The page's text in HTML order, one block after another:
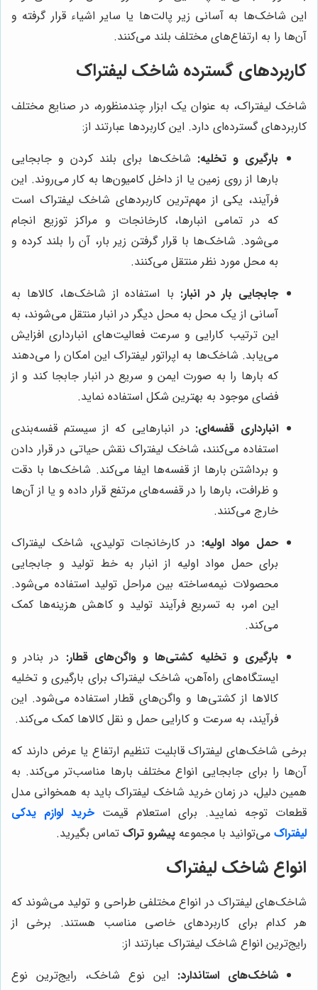
این شاخک‌ها به آسانی زیر پالت‌ها یا سایر اشیاء قرار گرفته و
آن‌ها را به ارتفاع‌های مختلف بلند می‌کنند.
کاربردهای گسترده شاخک لیفتراک
شاخک لیفتراک، به عنوان یک ابزار چندمنظوره، در صنایع مختلف
کاربردهای گسترده‌ای دارد. این کاربردها عبارتند از:
بارگیری و تخلیه: شاخک‌ها برای بلند کردن و جابجایی
بارها از روی زمین یا از داخل کامیون‌ها به کار می‌روند. این
فرآیند، یکی از مهم‌ترین کاربردهای شاخک لیفتراک است
که در تمامی انبارها، کارخانجات و مراکز توزیع انجام
می‌شود. شاخک‌ها با قرار گرفتن زیر بار، آن را بلند کرده و
به محل مورد نظر منتقل می‌کنند.
جابجایی بار در انبار: با استفاده از شاخک‌ها، کالاها به
آسانی از یک محل به محل دیگر در انبار منتقل می‌شوند، به
این ترتیب کارایی و سرعت فعالیت‌های انبارداری افزایش
می‌یابد. شاخک‌ها به اپراتور لیفتراک این امکان را می‌دهند
که بارها را به صورت ایمن و سریع در انبار جابجا کند و از
فضای موجود به بهترین شکل استفاده نماید.
انبارداری قفسه‌ای: در انبارهایی که از سیستم قفسه‌بندی
استفاده می‌کنند، شاخک لیفتراک نقش حیاتی در قرار دادن
و برداشتن بارها از قفسه‌ها ایفا می‌کند. شاخک‌ها با دقت
و ظرافت، بارها را در قفسه‌های مرتفع قرار داده و یا از آن‌ها
خارج می‌کنند.
حمل مواد اولیه: در کارخانجات تولیدی، شاخک لیفتراک
برای حمل مواد اولیه از انبار به خط تولید و جابجایی
محصولات نیمه‌ساخته بین مراحل تولید استفاده می‌شود.
این امر، به تسریع فرآیند تولید و کاهش هزینه‌ها کمک
می‌کند.
بارگیری و تخلیه کشتی‌ها و واگن‌های قطار: در بنادر و
ایستگاه‌های راه‌آهن، شاخک لیفتراک برای بارگیری و تخلیه
کالاها از کشتی‌ها و واگن‌های قطار استفاده می‌شود. این
فرآیند، به سرعت و کارایی حمل و نقل کالاها کمک می‌کند.
برخی شاخک‌های لیفتراک قابلیت تنظیم ارتفاع یا عرض دارند که
آن‌ها را برای جابجایی انواع مختلف بارها مناسب‌تر می‌کند. به
همین دلیل، در زمان خرید شاخک لیفتراک باید به همخوانی مدل
قطعات توجه نمایید. برای استعلام قیمت خرید لوازم یدکی
لیفتراک می‌توانید با مجموعه پیشرو تراک تماس بگیرید.
انواع شاخک لیفتراک
شاخک‌های لیفتراک در انواع مختلفی طراحی و تولید می‌شوند که
هر کدام برای کاربردهای خاصی مناسب هستند. برخی از
رایج‌ترین انواع شاخک لیفتراک عبارتند از:
شاخک‌های استاندارد: این نوع شاخک، رایج‌ترین نوع